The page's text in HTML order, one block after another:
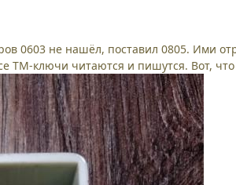
0603 не нашёл, поставил 0805. Ими
ТМ-ключи читаются и пишутся. Вот,